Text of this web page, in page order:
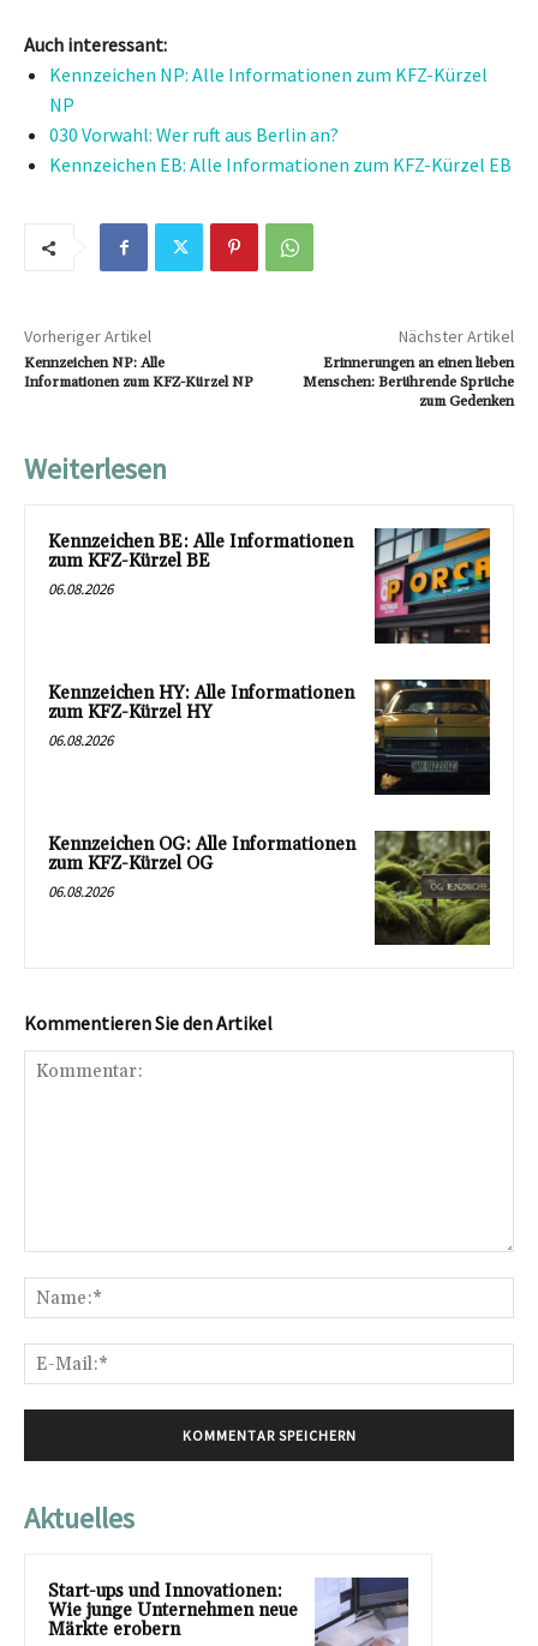
Auch interessant:
Kennzeichen NP: Alle Informationen zum KFZ-Kürzel
NP
030 Vorwahl: Wer ruft aus Berlin an?
Kennzeichen EB: Alle Informationen zum KFZ-Kürzel EB
Vorheriger Artikel
Kennzeichen NP: Alle
Informationen zum KFZ-Kürzel NP
Nächster Artikel
Erinnerungen an einen lieben
Menschen: Berührende Sprüche
zum Gedenken
Weiterlesen
Kennzeichen BE: Alle Informationen
zum KFZ-Kürzel BE
06.08.2026
Kennzeichen HY: Alle Informationen
zum KFZ-Kürzel HY
06.08.2026
Kennzeichen OG: Alle Informationen
zum KFZ-Kürzel OG
06.08.2026
Kommentieren Sie den Artikel
Aktuelles
Start-ups und Innovationen:
Wie junge Unternehmen neue
Märkte erobern